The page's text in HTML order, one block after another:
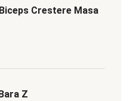
Crestere Masa
Z